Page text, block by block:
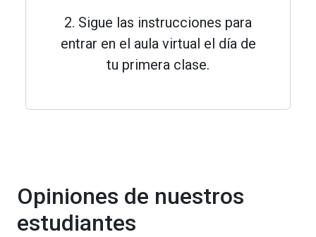
2. Sigue las instrucciones para
entrar en el aula virtual el día de
tu primera clase.
Opiniones de nuestros
estudiantes